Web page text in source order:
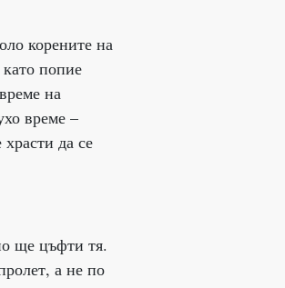
корените на
попие
на
време –
да се
ще цъфти тя.
а не по